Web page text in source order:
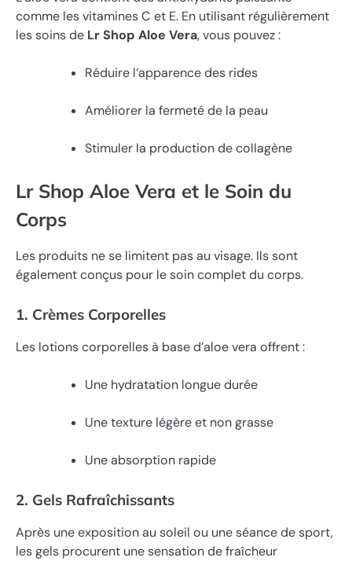
comme les vitamines C et E. En utilisant régulièrement
les soins de Lr Shop Aloe Vera, vous pouvez :
Réduire l’apparence des rides
Améliorer la fermeté de la peau
Stimuler la production de collagène
Lr Shop Aloe Vera et le Soin du
Corps
Les produits ne se limitent pas au visage. Ils sont
également conçus pour le soin complet du corps.
1. Crèmes Corporelles
Les lotions corporelles à base d’aloe vera offrent :
Une hydratation longue durée
Une texture légère et non grasse
Une absorption rapide
2. Gels Rafraîchissants
Après une exposition au soleil ou une séance de sport,
les gels procurent une sensation de fraîcheur